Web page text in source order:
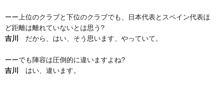
ーー上位のクラブと下位のクラブでも、日本代表とスペイン代表ほ
ど距離は離れていないとは思う?
吉川
だから、はい、そう思います、やっていて。
ーーでも陣容は圧倒的に違いますよね?
吉川
はい、違います。